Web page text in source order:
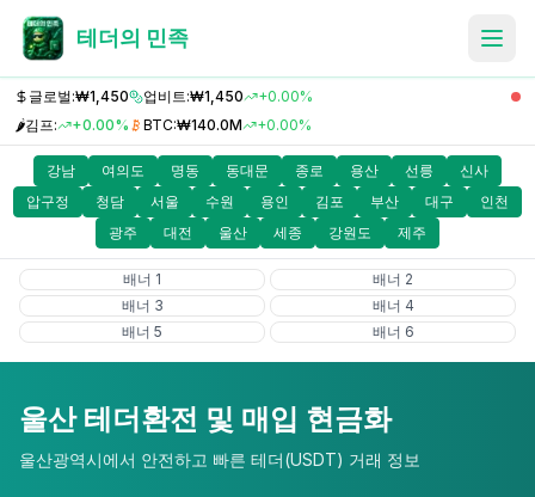
테더의 민족
글로벌:₩1,450 업비트:₩1,450
+0.00%
🌶️김프: +0.00% BTC:₩140.0M +0.00%
강남 여의도 명동 동대문 종로 용산 선릉
신사
압구정
청담 서울 수원 용인 김포 부산 대구
인천
광주
대전 울산 세종 강원도 제주
배너 1 배너 2
배너 3 배너 4
배너 5 배너 6
울산테더환전 및 매입 현금화
울산광역시에서 안전하고 빠른 테더(USDT) 거래 정보